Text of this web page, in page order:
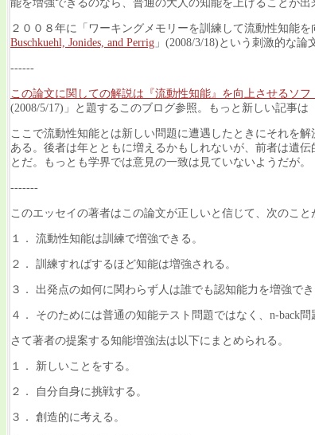
能を増強できるのなら、普通の大人の知能を上げることが出
２００８年に「ワーキングメモリーを訓練して流動性知能を
Buschkuehl, Jonides, and Perrig 」(2008/3/18)という刺激的な
------
この論文に関しての解説は『流動性知能』を向上させるソ
(2008/5/17)」と題するこのブログ参照。もっと新しい記事は
ここで流動性知能とは新しい問題に遭遇したときにそれを
ある。後者は年とともに増えるかもしれないが、前者は遺
とだ。もっとも学界では意見の一致は見ていないようだが。
-------
このエッセイの著者はこの論文が正しいと信じて、次のこと
１． 流動性知能は訓練で増強できる。
２． 訓練すればするほど知能は増強される。
３． 出発点の如何に関わらず人は誰でも認知能力を増強でき
４． そのためには普通の知能テスト問題ではなく、n-back
さて著者の提案する知能増強法は以下にまとめられる。
１． 新しいことをする。
２． 自分自身に挑戦する。
３． 創造的に考える。